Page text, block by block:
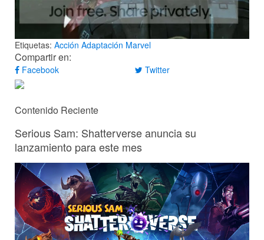
Etiquetas: Acción Adaptación Marvel
Compartir en:
Facebook Twitter
Contenido Reciente
Serious Sam: Shatterverse anuncia su
lanzamiento para este mes